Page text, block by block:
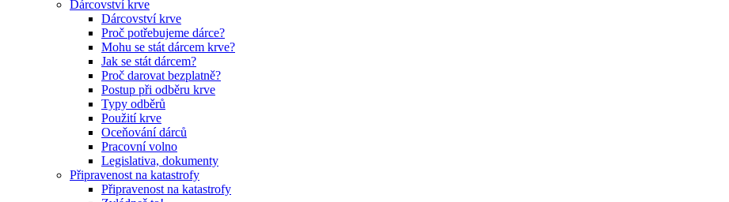
Dárcovství krve
Dárcovství krve
Proč potřebujeme dárce?
Mohu se stát dárcem krve?
Jak se stát dárcem?
Proč darovat bezplatně?
Postup při odběru krve
Typy odběrů
Použití krve
Oceňování dárců
Pracovní volno
Legislativa, dokumenty
Připravenost na katastrofy
Připravenost na katastrofy